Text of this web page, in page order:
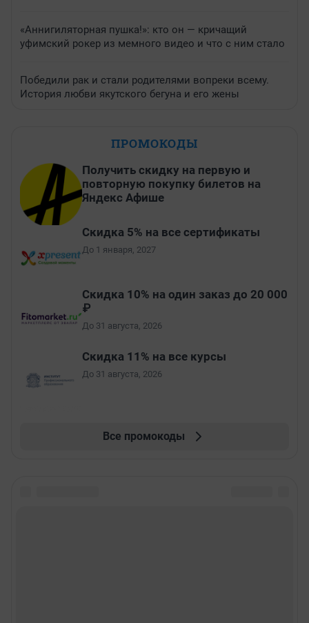
«Аннигиляторная пушка!»: кто он — кричащий
уфимский рокер из мемного видео и что с ним стало
Победили рак и стали родителями вопреки всему.
История любви якутского бегуна и его жены
ПРОМОКОДЫ
Получить скидку на первую и
повторную покупку билетов на
Яндекс Афише
Скидка 5% на все сертификаты
До 1 января, 2027
Скидка 10% на один заказ до 20 000
₽
До 31 августа, 2026
Скидка 11% на все курсы
До 31 августа, 2026
Все промокоды